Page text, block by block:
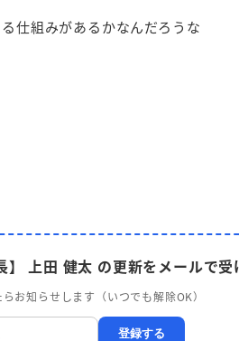
仕組みがあるかなんだろうな
】 上田 健太 の更新をメールで受
お知らせします（いつでも解除OK）
登録する